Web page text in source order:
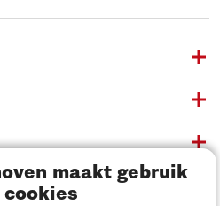
maakt gebruik
cookies